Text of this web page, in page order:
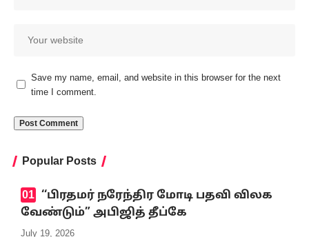
Save my name, email, and website in this browser for the next
time I comment.
Popular Posts
‘‘பிரதமர் நரேந்திர மோடி பதவி விலக
வேண்டும்” அபிஜித் தீப்கே
July 19, 2026